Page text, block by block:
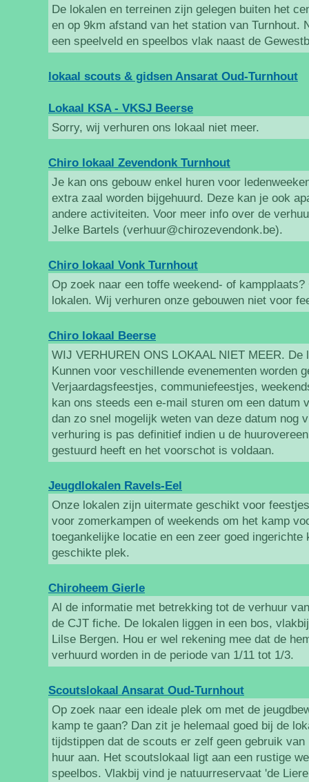
De lokalen en terreinen zijn gelegen buiten het
en op 9km afstand van het station van Turnhout.
een speelveld en speelbos vlak naast de
lokaal scouts & gidsen Ansarat Oud-Turnhout
Lokaal KSA - VKSJ Beerse
Sorry, wij verhuren ons lokaal niet meer.
Chiro lokaal Zevendonk Turnhout
Je kan ons gebouw enkel huren voor
extra zaal worden bijgehuurd. Deze kan je ook
andere activiteiten. Voor meer info over de
Jelke Bartels (verhuur@chirozevendonk.be).
Chiro lokaal Vonk Turnhout
Op zoek naar een toffe weekend- of
lokalen. Wij verhuren onze gebouwen niet voor
Chiro lokaal Beerse
WIJ VERHUREN ONS LOKAAL NIET MEER. De
Kunnen voor veschillende evenementen worden
Verjaardagsfeestjes, communiefeestjes,
kan ons steeds een e-mail sturen om een datum
dan zo snel mogelijk weten van deze datum nog
verhuring is pas definitief indien u de
gestuurd heeft en het voorschot is voldaan.
Jeugdlokalen Ravels-Eel
Onze lokalen zijn uitermate geschikt voor
voor zomerkampen of weekends om het kamp
toegankelijke locatie en een zeer goed ingerichte
geschikte plek. ​
Chiroheem Gierle
Al de informatie met betrekking tot de verhuur
de CJT fiche. De lokalen liggen in een bos,
Lilse Bergen. Hou er wel rekening mee dat de
verhuurd worden in de periode van 1/11 tot 1/3.
Scoutslokaal Ansarat Oud-Turnhout
Op zoek naar een ideale plek om met de
kamp te gaan? Dan zit je helemaal goed bij de
tijdstippen dat de scouts er zelf geen gebruik
huur aan. Het scoutslokaal ligt aan een rustige
speelbos. Vlakbij vind je natuurreservaat 'de